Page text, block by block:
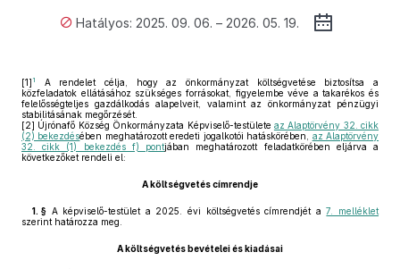
Hatályos: 2025. 09. 06. – 2026. 05. 19.
[1] 1
A rendelet célja, hogy az önkormányzat költségvetése biztosítsa a
közfeladatok ellátásához szükséges forrásokat, figyelembe véve a takarékos és
felelősségteljes gazdálkodás alapelveit, valamint az önkormányzat pénzügyi
stabilitásának megőrzését.
[2] Újrónafő Község Önkormányzata Képviselő-testülete az Alaptörvény 32. cikk
(2) bekezdésében meghatározott eredeti jogalkotói hatáskörében, az Alaptörvény
32. cikk (1) bekezdés f) pontjában meghatározott feladatkörében eljárva a
következőket rendeli el:
A költségvetés címrendje
1. § A képviselő-testület a 2025. évi költségvetés címrendjét a7. melléklet
szerint határozza meg.
A költségvetés bevételei és kiadásai